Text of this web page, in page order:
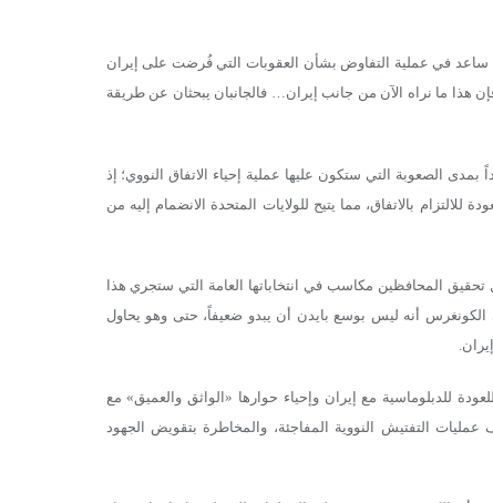
ساعد في عملية التفاوض بشأن العقوبات التي فُرضت على إيران
ولذلك فإن هذا ما نراه الآن من جانب إيران… فالجانبان يبحثان عن طريقة
بمدى الصعوبة التي ستكون عليها عملية إحياء الاتفاق النووي؛ إذ
بالاتفاق، مما يتيح للولايات المتحدة الانضمام إليه من
تحقيق المحافظين مكاسب في انتخاباتها العامة التي ستجري هذا
أنه ليس بوسع بايدن أن يبدو ضعيفاً، حتى وهو يحاول
للدبلوماسية مع إيران وإحياء حوارها «الواثق والعميق» مع
التفتيش النووية المفاجئة، والمخاطرة بتقويض الجهود